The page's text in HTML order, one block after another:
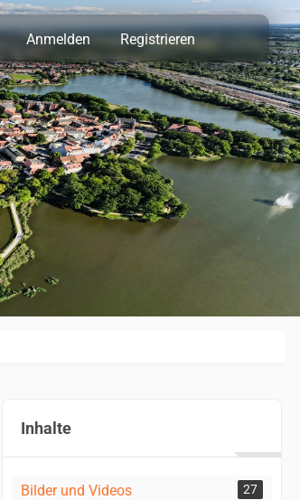
Anmelden Registrieren
Inhalte
Bilder und Videos 27